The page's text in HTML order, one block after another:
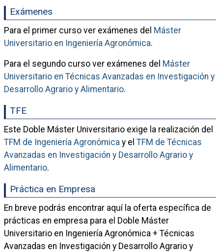
Exámenes
Para el primer curso ver exámenes del Máster
Universitario en Ingeniería Agronómica.
Para el segundo curso ver exámenes del Máster
Universitario en Técnicas Avanzadas en Investigación y
Desarrollo Agrario y Alimentario.
TFE
Este Doble Máster Universitario exige la realización del
TFM de Ingeniería Agronómica y el TFM de Técnicas
Avanzadas en Investigación y Desarrollo Agrario y
Alimentario.
Práctica en Empresa
En breve podrás encontrar aquí la oferta específica de
prácticas en empresa para el Doble Máster
Universitario en Ingeniería Agronómica + Técnicas
Avanzadas en Investigación y Desarrollo Agrario y